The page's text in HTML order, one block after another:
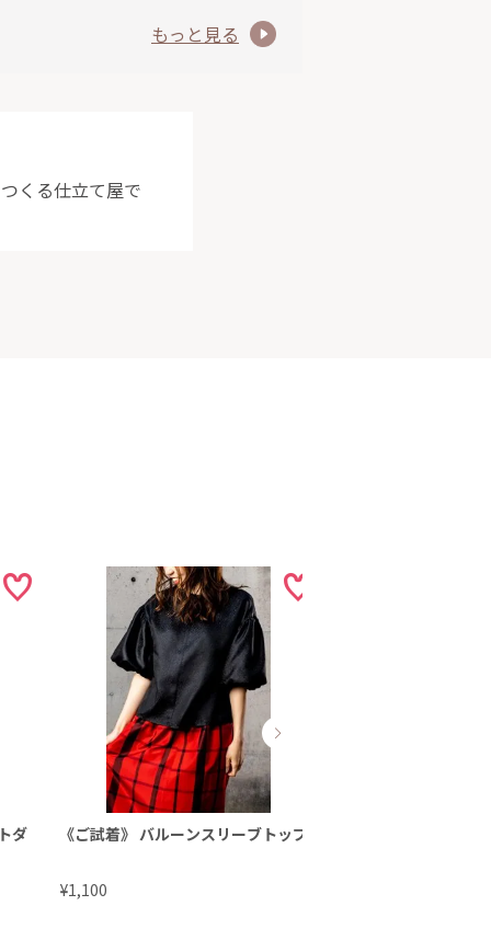
もっと見る
くる仕立て屋で
ダ 《ご試着》 バルーンスリーブトップ
¥1,100